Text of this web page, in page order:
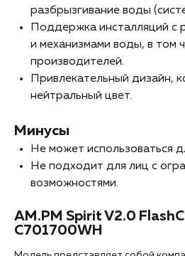
разбрызгивание воды
Поддержка инсталляций с
и механизмами воды, в том
производителей.
Привлекательный дизайн,
нейтральный цвет.
Минусы
Не может использоваться
Не подходит для лиц с
возможностями.
AM.PM Spirit V2.0
C701700WH